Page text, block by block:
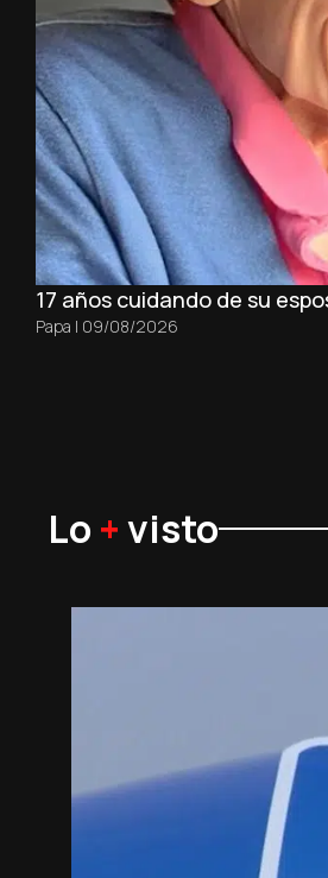
17 años cuidando de su
Papa | 09/08/2026
Lo +visto